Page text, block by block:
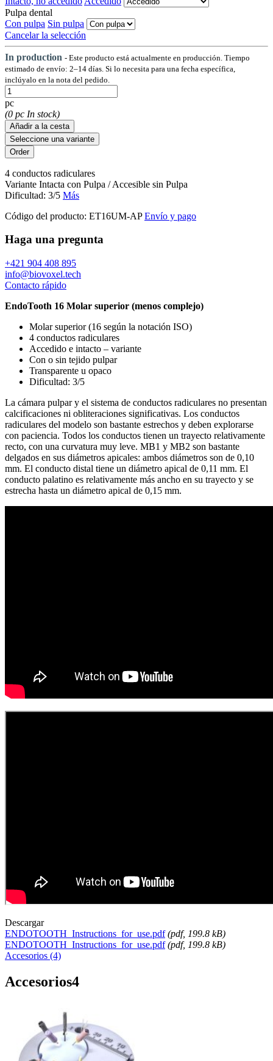
Pulpa dental
Con pulpa Sin pulpa
Cancelar la selección
In production - Este producto está actualmente en producción. Tiempo
estimado de envío: 2–14 días. Si lo necesita para una fecha específica,
inclúyalo en la nota del pedido.
pc
(0 pc In stock)
Añadir a la cesta
Seleccione una variante
4 conductos radiculares
Variante Intacta con Pulpa / Accesible sin Pulpa
Dificultad: 3/5 Más
Código del producto: ET16UM-AP Envío y pago
Haga una pregunta
+421 904 408 895
info@biovoxel.tech
Contacto rápido
EndoTooth 16 Molar superior (menos complejo)
Molar superior (16 según la notación ISO)
4 conductos radiculares
Accedido e intacto – variante
Con o sin tejido pulpar
Transparente u opaco
Dificultad: 3/5
La cámara pulpar y el sistema de conductos radiculares no presentan
calcificaciones ni obliteraciones significativas. Los conductos
radiculares del modelo son bastante estrechos y deben explorarse
con paciencia. Todos los conductos tienen un trayecto relativamente
recto, con una curvatura muy leve. MB1 y MB2 son bastante
delgados en sus diámetros apicales: ambos diámetros son de 0,10
mm. El conducto distal tiene un diámetro apical de 0,11 mm. El
conducto palatino es relativamente más ancho en su trayecto y se
estrecha hasta un diámetro apical de 0,15 mm.
Descargar
ENDOTOOTH_Instructions_for_use.pdf (pdf, 199.8 kB)
ENDOTOOTH_Instructions_for_use.pdf (pdf, 199.8 kB)
Accesorios (4)
Accesorios4